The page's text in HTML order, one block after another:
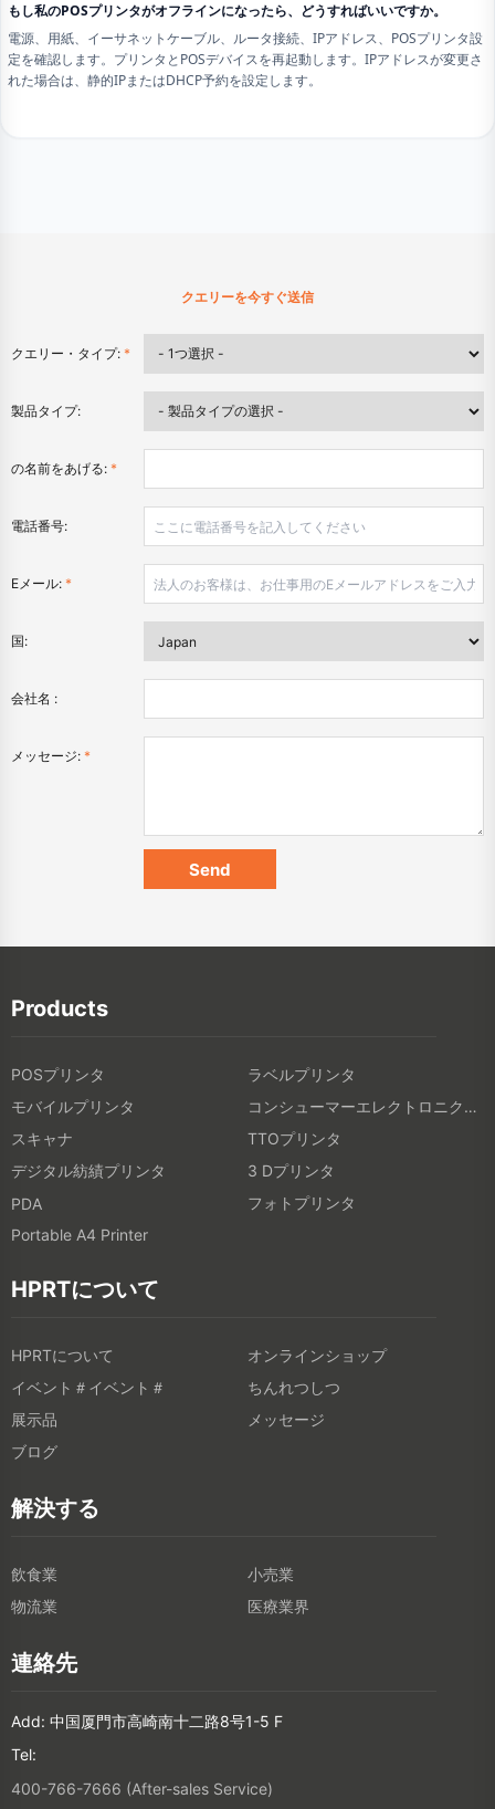
もし私のPOSプリンタがオフラインになったら、どうすればいいですか。
電源、用紙、イーサネットケーブル、ルータ接続、IPアドレス、POSプリンタ設
定を確認します。プリンタとPOSデバイスを再起動します。IPアドレスが変更さ
れた場合は、静的IPまたはDHCP予約を設定します。
クエリーを今すぐ送信
クエリー・タイプ: *
製品タイプ:
の名前をあげる: *
電話番号:
Eメール: *
国:
会社名 :
メッセージ: *
Products
POSプリンタ
ラベルプリンタ
モバイルプリンタ
コンシューマーエレクトロニクス製品
スキャナ
TTOプリンタ
デジタル紡績プリンタ
3 Dプリンタ
PDA
フォトプリンタ
Portable A4 Printer
HPRTについて
HPRTについて
オンラインショップ
イベント＃イベント＃
ちんれつしつ
展示品
メッセージ
ブログ
解決する
飲食業
小売業
物流業
医療業界
連絡先
Add: 中国厦門市高崎南十二路8号1-5 F
Tel:
400-766-7666 (After-sales Service)